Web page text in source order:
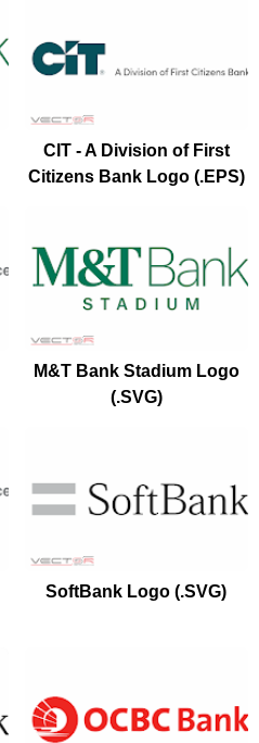
CIT - A Division of First
Citizens Bank Logo (.EPS)
M&T Bank Stadium Logo
(.SVG)
SoftBank Logo (.SVG)